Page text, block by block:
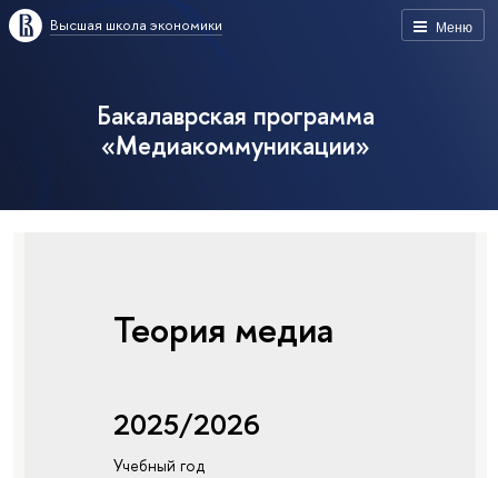
Меню
Высшая школа экономики
Бакалаврская программа
«Медиакоммуникации»
Теория медиа
2025/2026
Учебный год